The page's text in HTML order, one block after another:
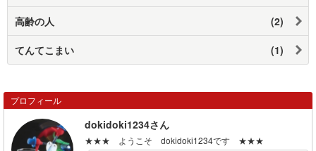
高齢の人 (2)
てんてこまい (1)
プロフィール
dokidoki1234さん
★★★ ようこそ dokidoki1234です ★★★